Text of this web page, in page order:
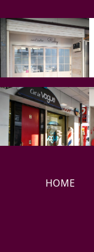
HOME